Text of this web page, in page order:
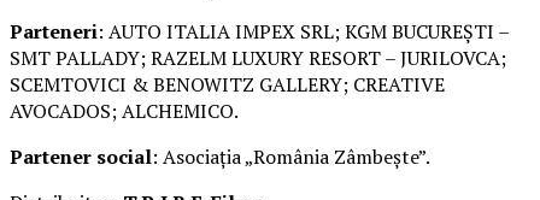
Parteneri: AUTO ITALIA IMPEX SRL; KGM BUCUREȘTI –
SMT PALLADY; RAZELM LUXURY RESORT – JURILOVCA;
SCEMTOVICI & BENOWITZ GALLERY; CREATIVE
AVOCADOS; ALCHEMICO.
Partener social: Asociația „România Zâmbește”.